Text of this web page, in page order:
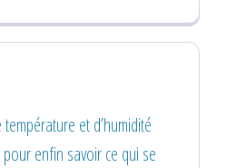
et d’humidité
enfin savoir ce qui se